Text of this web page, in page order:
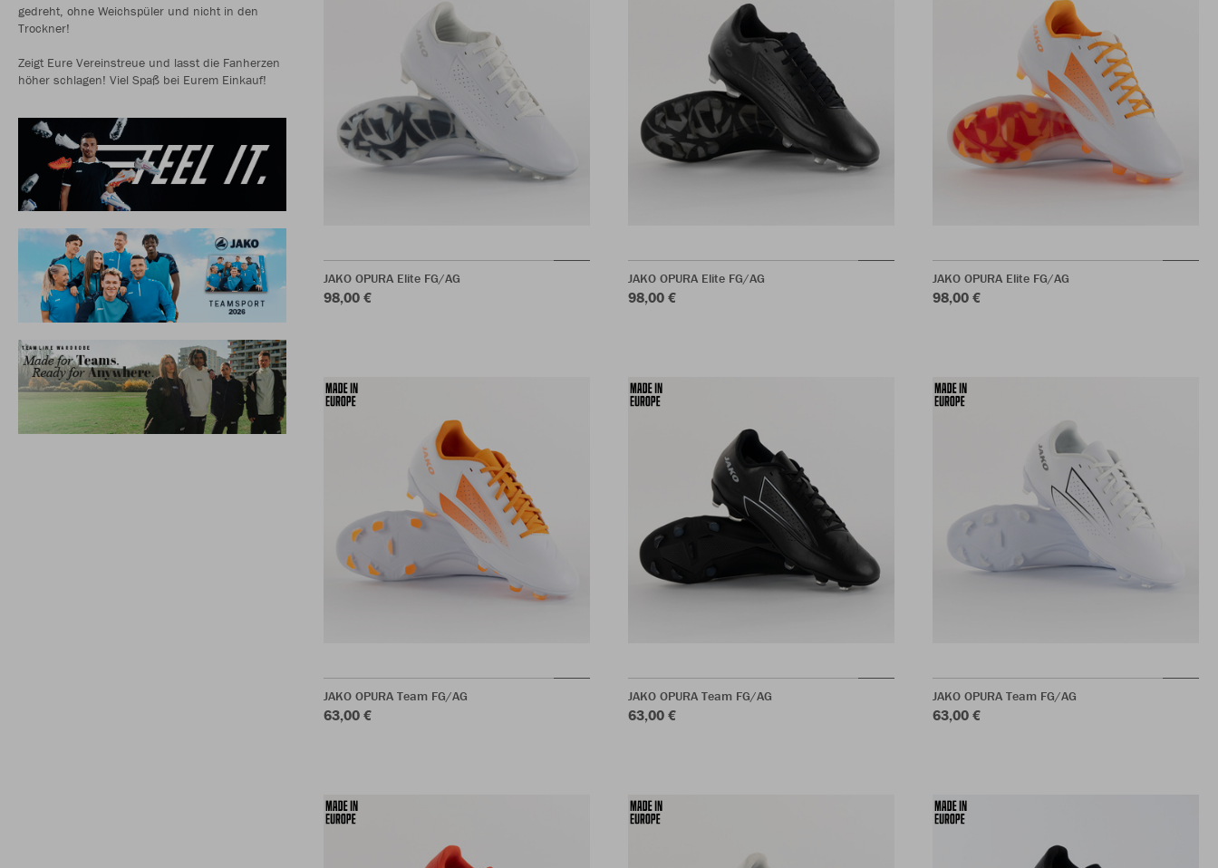
gedreht, ohne Weichspüler und nicht in den
Trockner!
Zeigt Eure Vereinstreue und lasst die Fanherzen
höher schlagen! Viel Spaß bei Eurem Einkauf!
JAKO OPURA Elite FG/AG
98,00 €
JAKO OPURA Elite FG/AG
98,00 €
JAKO OPURA Elite FG/AG
98,00 €
JAKO OPURA Team FG/AG
63,00 €
JAKO OPURA Team FG/AG
63,00 €
JAKO OPURA Team FG/AG
63,00 €